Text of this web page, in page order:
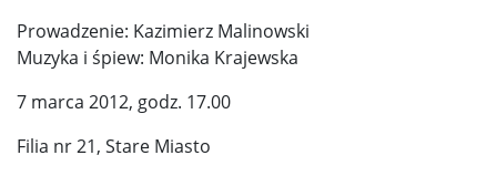
Prowadzenie: Kazimierz Malinowski
Muzyka i śpiew: Monika Krajewska
7 marca 2012, godz. 17.00
Filia nr 21, Stare Miasto